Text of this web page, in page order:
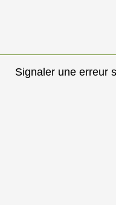
Signaler une erreur